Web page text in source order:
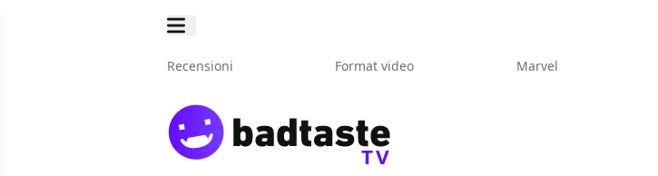
Recensioni Format video Marvel
TV